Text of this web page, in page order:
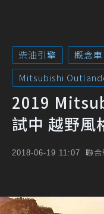
柴油引擎 概念車
Mitsubishi
2019
試中 越野風
2018-06-19 11:07 聯